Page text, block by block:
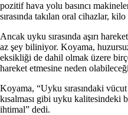
pozitif hava yolu basıncı
sırasında takılan oral cihazlar,
Ancak uyku sırasında aşırı
az şey biliniyor. Koyama,
eksikliği de dahil olmak üzere
hareket etmesine neden
Koyama, “Uyku sırasındaki
kısalması gibi uyku kalitesindeki
ihtimal” dedi.